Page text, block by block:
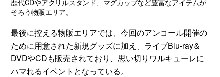
歴代CDやアクリルスタンド、マグカップなど豊富なアイテムが
そろう物販エリア。
最後に控える物販エリアでは、今回のアンコール開催の
ために用意された新規グッズに加え、ライブBlu-ray＆
DVDやCDも販売されており、思い切りワルキューレに
ハマれるイベントとなっている。